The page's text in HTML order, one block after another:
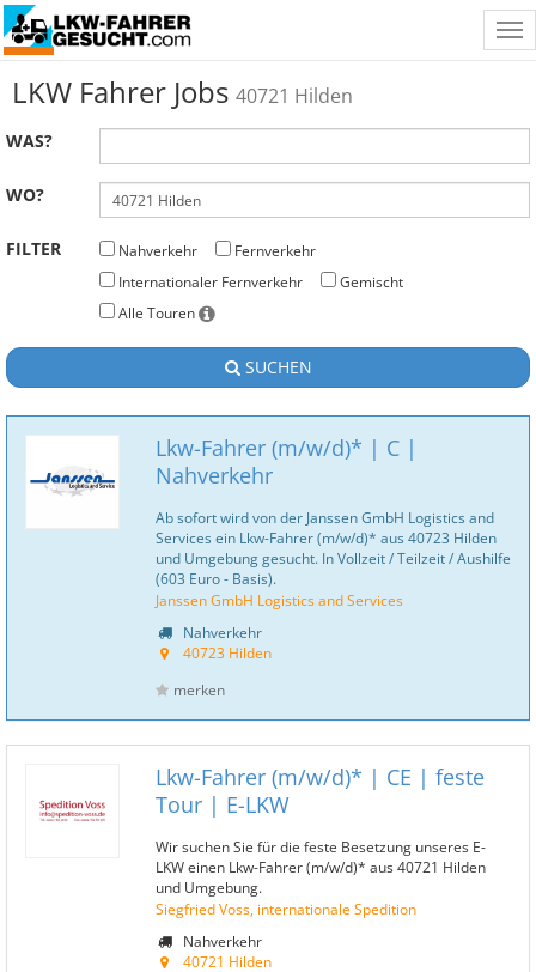
LKW Fahrer Jobs 40721 Hilden
WAS?
WO?
FILTER Nahverkehr
Fernverkehr
Internationaler Fernverkehr
Gemischt
Alle Touren
SUCHEN
Lkw-Fahrer (m/w/d)* | C |
Nahverkehr
Ab sofort wird von der Janssen GmbH Logistics and
Services ein Lkw-Fahrer (m/w/d)* aus 40723 Hilden
und Umgebung gesucht. In Vollzeit / Teilzeit / Aushilfe
(603 Euro - Basis).
Janssen GmbH Logistics and Services
Nahverkehr
40723 Hilden
merken
Lkw-Fahrer (m/w/d)* | CE | feste
Tour | E-LKW
Wir suchen Sie für die feste Besetzung unseres E-
LKW einen Lkw-Fahrer (m/w/d)* aus 40721 Hilden
und Umgebung.
Siegfried Voss, internationale Spedition
Nahverkehr
40721 Hilden